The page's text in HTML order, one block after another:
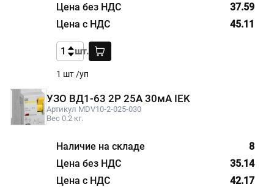
1 шт /уп
37.59
45.11
шт.
УЗО ВД1-63 2Р 25А 30мА IEK
Артикул MDV10-2-025-030
Вес 0.2 кг.
8
35.14
42.17